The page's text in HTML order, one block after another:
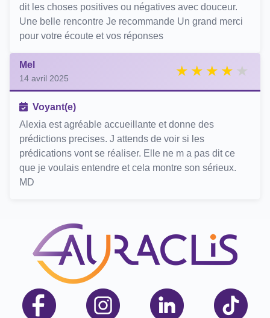
dit les choses positives ou négatives avec douceur.
Une belle rencontre Je recommande Un grand merci
pour votre écoute et vos réponses
Mel
14 avril 2025
Voyant(e)
Alexia est agréable accueillante et donne des
prédictions precises. J attends de voir si les
prédications vont se réaliser. Elle ne m a pas dit ce
que je voulais entendre et cela montre son sérieux.
MD